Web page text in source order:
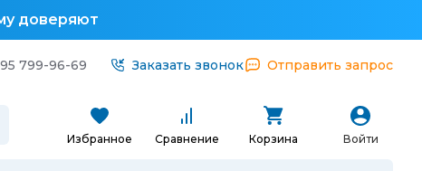
доверяют
799-96-69 Заказать звонок Отправить запрос
Избранное Сравнение Корзина Войти